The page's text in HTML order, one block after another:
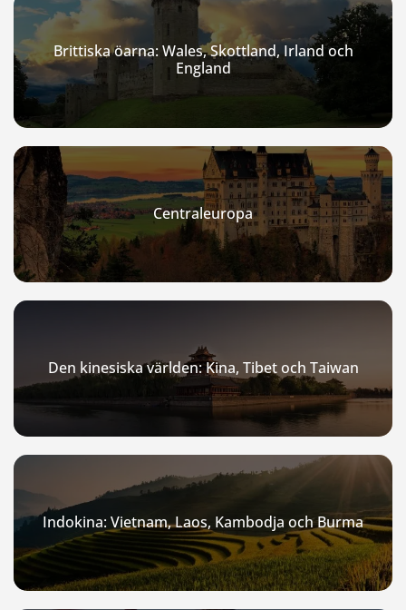
Brittiska öarna: Wales, Skottland, Irland och
England
Centraleuropa
Den kinesiska världen: Kina, Tibet och Taiwan
Indokina: Vietnam, Laos, Kambodja och Burma